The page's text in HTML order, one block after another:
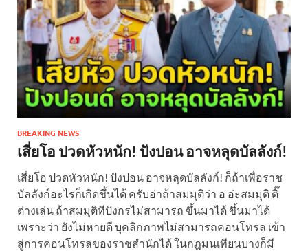
BREAKING NEWS
เสี่ยโอ ปวดหัวหนัก! ปังปอน อาจหลุดบัลลังก์!
เสี่ยโอ ปวดหัวหนัก! ปังปอน อาจหลุดบัลลังก์! ก็ถ้าเพื่อราช
บัลลังก์อะไรก็เกิดขึ้นได้ ครับอ่าถ้าสมมุติว่า อ อ่ะสมมุติ ติ๊
ต่างเล่น ถ้าสมมุติทีปังกรไม่สามารถ ขึ้นมาได้ ขึ้นมาได้
เพราะว่า ยังไม่หายดี บุคลิกภาพไม่สามารถคอนโทรล เข้า
สู่การคอนโทรลของราชสำนักได้ ในกฎมนเทียนบางก็มี